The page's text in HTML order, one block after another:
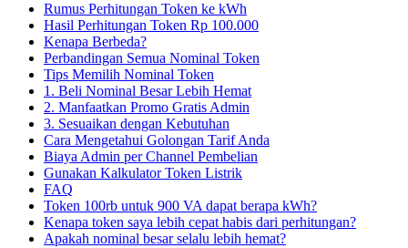
Rumus Perhitungan Token ke kWh
Hasil Perhitungan Token Rp 100.000
Kenapa Berbeda?
Perbandingan Semua Nominal Token
Tips Memilih Nominal Token
1. Beli Nominal Besar Lebih Hemat
2. Manfaatkan Promo Gratis Admin
3. Sesuaikan dengan Kebutuhan
Cara Mengetahui Golongan Tarif Anda
Biaya Admin per Channel Pembelian
Gunakan Kalkulator Token Listrik
FAQ
Token 100rb untuk 900 VA dapat berapa kWh?
Kenapa token saya lebih cepat habis dari perhitungan?
Apakah nominal besar selalu lebih hemat?